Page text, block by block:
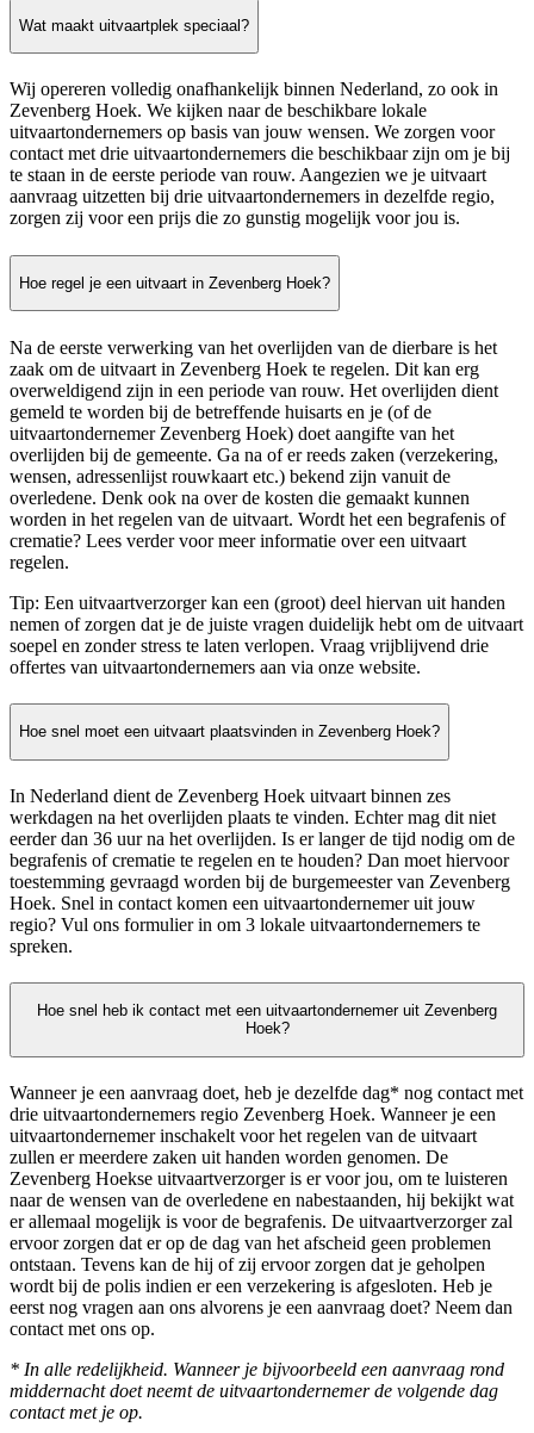
Wat maakt uitvaartplek speciaal?
Wij opereren volledig onafhankelijk binnen Nederland, zo ook in
Zevenberg Hoek. We kijken naar de beschikbare lokale
uitvaartondernemers op basis van jouw wensen. We zorgen voor
contact met drie uitvaartondernemers die beschikbaar zijn om je bij
te staan in de eerste periode van rouw. Aangezien we je uitvaart
aanvraag uitzetten bij drie uitvaartondernemers in dezelfde regio,
zorgen zij voor een prijs die zo gunstig mogelijk voor jou is.
Hoe regel je een uitvaart in Zevenberg Hoek?
Na de eerste verwerking van het overlijden van de dierbare is het
zaak om de uitvaart in Zevenberg Hoek te regelen. Dit kan erg
overweldigend zijn in een periode van rouw. Het overlijden dient
gemeld te worden bij de betreffende huisarts en je (of de
uitvaartondernemer Zevenberg Hoek) doet aangifte van het
overlijden bij de gemeente. Ga na of er reeds zaken (verzekering,
wensen, adressenlijst rouwkaart etc.) bekend zijn vanuit de
overledene. Denk ook na over de kosten die gemaakt kunnen
worden in het regelen van de uitvaart. Wordt het een begrafenis of
crematie? Lees verder voor meer informatie over een uitvaart
regelen.
Tip: Een uitvaartverzorger kan een (groot) deel hiervan uit handen
nemen of zorgen dat je de juiste vragen duidelijk hebt om de uitvaart
soepel en zonder stress te laten verlopen. Vraag vrijblijvend drie
offertes van uitvaartondernemers aan via onze website.
Hoe snel moet een uitvaart plaatsvinden in Zevenberg Hoek?
In Nederland dient de Zevenberg Hoek uitvaart binnen zes
werkdagen na het overlijden plaats te vinden. Echter mag dit niet
eerder dan 36 uur na het overlijden. Is er langer de tijd nodig om de
begrafenis of crematie te regelen en te houden? Dan moet hiervoor
toestemming gevraagd worden bij de burgemeester van Zevenberg
Hoek. Snel in contact komen een uitvaartondernemer uit jouw
regio? Vul ons formulier in om 3 lokale uitvaartondernemers te
spreken.
Hoe snel heb ik contact met een uitvaartondernemer uit Zevenberg
Hoek?
Wanneer je een aanvraag doet, heb je dezelfde dag* nog contact met
drie uitvaartondernemers regio Zevenberg Hoek. Wanneer je een
uitvaartondernemer inschakelt voor het regelen van de uitvaart
zullen er meerdere zaken uit handen worden genomen. De
Zevenberg Hoekse uitvaartverzorger is er voor jou, om te luisteren
naar de wensen van de overledene en nabestaanden, hij bekijkt wat
er allemaal mogelijk is voor de begrafenis. De uitvaartverzorger zal
ervoor zorgen dat er op de dag van het afscheid geen problemen
ontstaan. Tevens kan de hij of zij ervoor zorgen dat je geholpen
wordt bij de polis indien er een verzekering is afgesloten. Heb je
eerst nog vragen aan ons alvorens je een aanvraag doet? Neem dan
contact met ons op.
* In alle redelijkheid. Wanneer je bijvoorbeeld een aanvraag rond
middernacht doet neemt de uitvaartondernemer de volgende dag
contact met je op.